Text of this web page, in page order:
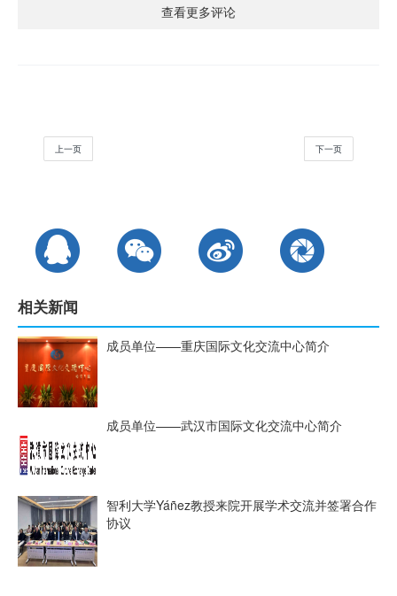
查看更多评论
上一页 下一页
相关新闻
成员单位——重庆国际文化交流中心简介
成员单位——武汉市国际文化交流中心简介
智利大学Yáñez教授来院开展学术交流并签署合作
协议